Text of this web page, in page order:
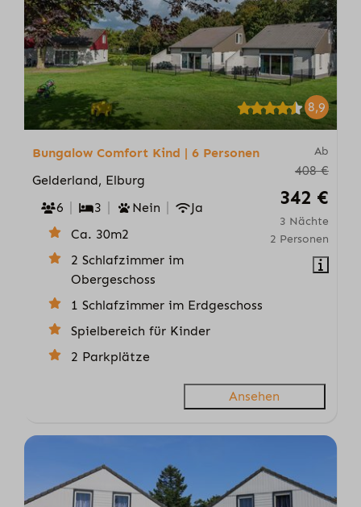
8,9
Ab
408 €
342 €
3 Nächte
2 Personen
Bungalow Comfort Kind | 6 Personen
Gelderland, Elburg
6
3 Nein
Ja
Ca. 30m2
2 Schlafzimmer im
Obergeschoss
1 Schlafzimmer im Erdgeschoss
Spielbereich für Kinder
2 Parkplätze
Ansehen